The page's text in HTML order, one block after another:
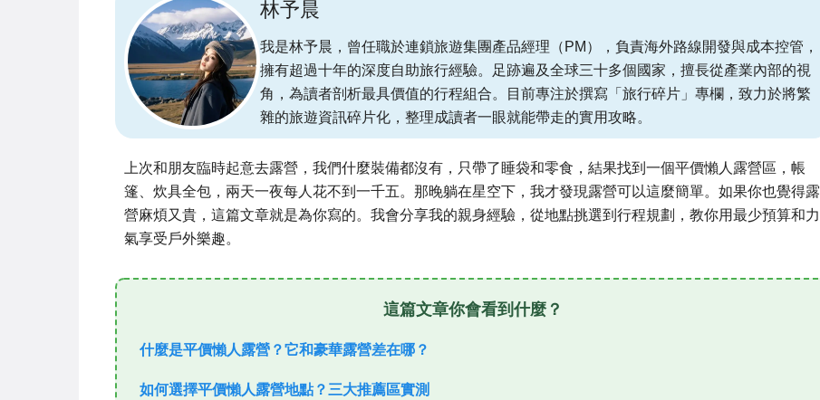
林予晨
我是林予晨，曾任職於連鎖旅遊集團產品經理（PM），負責海外路線開發與成本控管，
擁有超過十年的深度自助旅行經驗。足跡遍及全球三十多個國家，擅長從產業內部的視
角，為讀者剖析最具價值的行程組合。目前專注於撰寫「旅行碎片」專欄，致力於將繁
雜的旅遊資訊碎片化，整理成讀者一眼就能帶走的實用攻略。
上次和朋友臨時起意去露營，我們什麼裝備都沒有，只帶了睡袋和零食，結果找到一個平價懶人露營區，帳
篷、炊具全包，兩天一夜每人花不到一千五。那晚躺在星空下，我才發現露營可以這麼簡單。如果你也覺得露
營麻煩又貴，這篇文章就是為你寫的。我會分享我的親身經驗，從地點挑選到行程規劃，教你用最少預算和力
氣享受戶外樂趣。
這篇文章你會看到什麼？
什麼是平價懶人露營？它和豪華露營差在哪？
如何選擇平價懶人露營地點？三大推薦區實測